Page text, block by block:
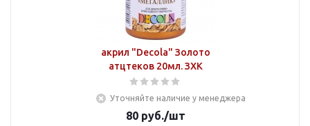
акрил "Decola" Золото
атцтеков 20мл. ЗХК
Уточняйте наличие у менеджера
80руб./шт